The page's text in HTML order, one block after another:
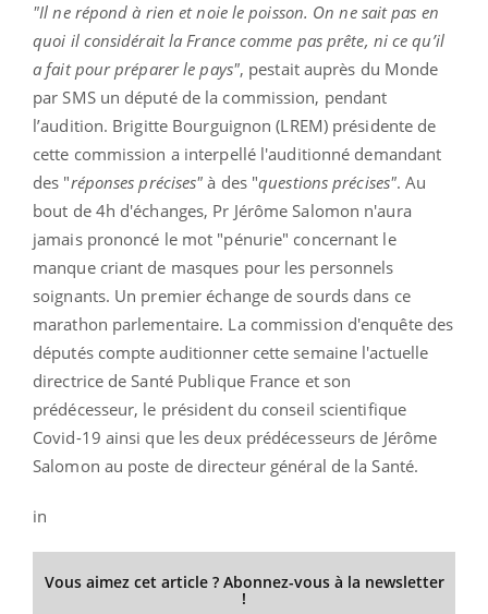
"Il ne répond à rien et noie le poisson. On ne sait pas en
quoi il considérait la France comme pas prête, ni ce qu’il
a fait pour préparer le pays", pestait auprès du Monde
par SMS un député de la commission, pendant
l’audition. Brigitte Bourguignon (LREM) présidente de
cette commission a interpellé l'auditionné demandant
des "réponses précises" à des "questions précises". Au
bout de 4h d'échanges, Pr Jérôme Salomon n'aura
jamais prononcé le mot "pénurie" concernant le
manque criant de masques pour les personnels
soignants. Un premier échange de sourds dans ce
marathon parlementaire. La commission d'enquête des
députés compte auditionner cette semaine l'actuelle
directrice de Santé Publique France et son
prédécesseur, le président du conseil scientifique
Covid-19 ainsi que les deux prédécesseurs de Jérôme
Salomon au poste de directeur général de la Santé.
in
Vous aimez cet article ? Abonnez-vous à la newsletter
!